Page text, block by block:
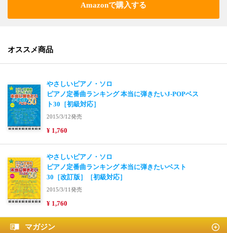
Amazonで購入する
オススメ商品
やさしいピアノ・ソロ
ピアノ定番曲ランキング 本当に弾きたいJ-POPベス
ト30［初級対応］
2015/3/12発売
¥ 1,760
やさしいピアノ・ソロ
ピアノ定番曲ランキング 本当に弾きたいベスト
30［改訂版］［初級対応］
2015/3/11発売
¥ 1,760
マガジン